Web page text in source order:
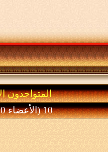
المتواجدون
10 (الأعضاء 0 والزوار 10)